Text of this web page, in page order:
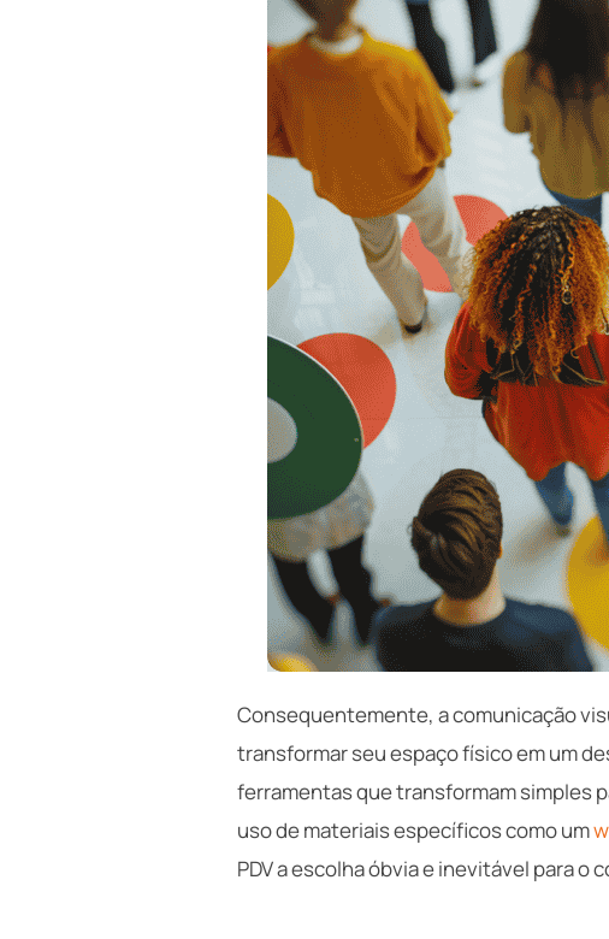
Consequentemente, a comunicação
transformar seu espaço físico em um
ferramentas que transformam simples
uso de materiais específicos como um
PDV a escolha óbvia e inevitável para o